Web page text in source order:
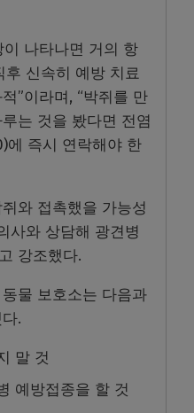
나타나면 거의 항
신속히 예방 치료
”이라며, “박쥐를 만
는 것을 봤다면 전염
에 즉시 연락해야 한
와 접촉했을 가능성
사와 상담해 광견병
강조했다.
물 보호소는 다음과
.
말 것
예방접종을 할 것